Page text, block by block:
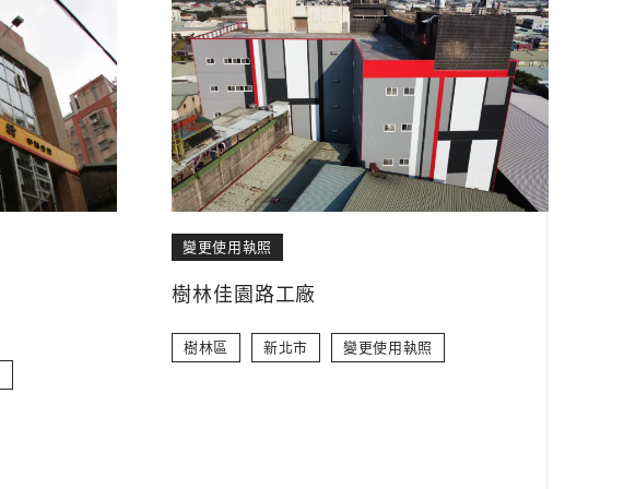
變更使用執照
樹林佳園路工廠
樹林區 新北市 變更使用執照